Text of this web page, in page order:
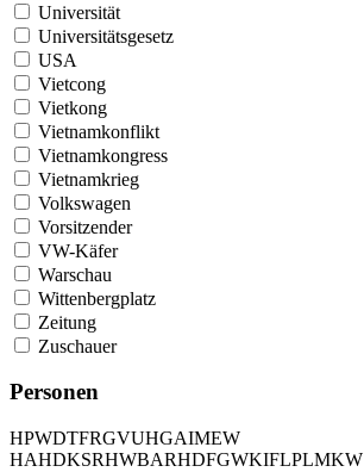
Universität
Universitätsgesetz
USA
Vietcong
Vietkong
Vietnamkonflikt
Vietnamkongress
Vietnamkrieg
Volkswagen
Vorsitzender
VW-Käfer
Warschau
Wittenbergplatz
Zeitung
Zuschauer
Personen
HPWDTFRGVUHGAIMEW
HAHDKSRHWBARHDFGWKIFLPLMKW